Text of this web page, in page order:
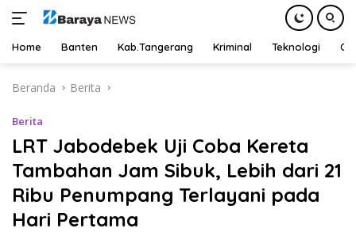
Home Banten Kab.Tangerang Kriminal Teknologi
Beranda Berita
Berita
LRT Jabodebek Uji Coba Kereta
Tambahan Jam Sibuk, Lebih dari 21
Ribu Penumpang Terlayani pada
Hari Pertama